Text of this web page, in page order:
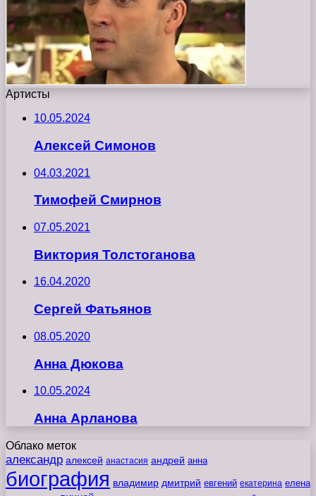
Артисты
10.05.2024
Алексей Симонов
04.03.2021
Тимофей Смирнов
07.05.2021
Виктория Толстоганова
16.04.2020
Сергей Фатьянов
08.05.2020
Анна Дюкова
10.05.2024
Анна Арланова
Облако меток
александр алексей анастасия андрей анна
биография владимир дмитрий евгений екатерина елена